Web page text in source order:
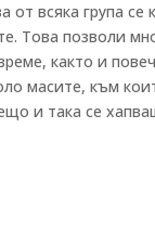
от всяка група се
Това позволи
както и
масите, към
и така се